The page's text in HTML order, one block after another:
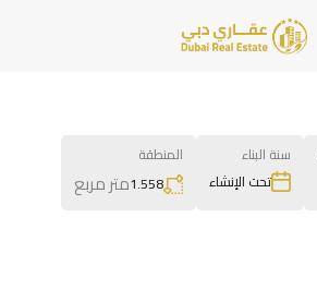
سنة البناء
تحت الإنشاء
المنطقة
1.558متر مربع